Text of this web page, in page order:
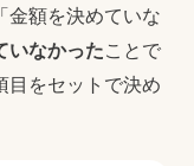
金額を決めていな
いなかったことで
目をセットで決め